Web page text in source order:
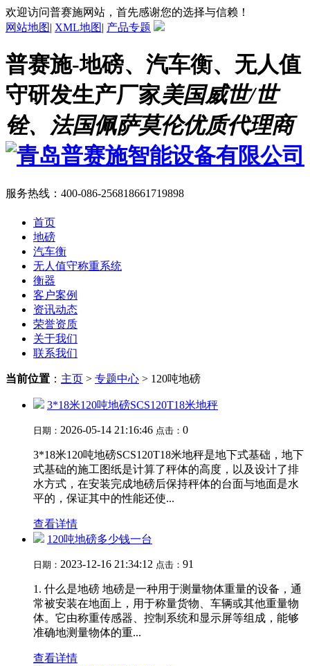
欢迎访问普赛施网站，首先感谢您的选择与信赖！
网站地图| XML地图| 产品专题
普赛施-地磅、汽车衡、无人值
守研发生产厂家美国威世/世
铨、法国佩萨莫伦优质代理商
服务热线： 400-086-256818661719898
首页
地磅
汽车衡
无人值守称重系统
衡器
客户案例
资讯动态
荣誉资质
关于我们
联系我们
当前位置 ： 主页 > 专题中心 > 120吨地磅
3*18米120吨地磅SCS120T18米地秤
日期： 2026-05-14 21:16:46 点击： 0
3*18米120吨地磅SCS120T18米地秤是地下式基础，地下
式基础的施工图纸是计算了秤体的高度，以及设计了排
水方式，在安装完成地磅后保持秤体的台面与地面是水
平的，保证其中的性能还使...
查看详情
120吨地磅多少钱一台
日期： 2023-12-16 21:34:12 点击： 91
1. 什么是地磅 地磅是一种用于测量物体重量的设备，通
常被安装在地面上，用于称量货物、车辆或其他重量物
体。它由称重传感器、控制系统和显示屏等组成，能够
准确地测量物体的重...
查看详情